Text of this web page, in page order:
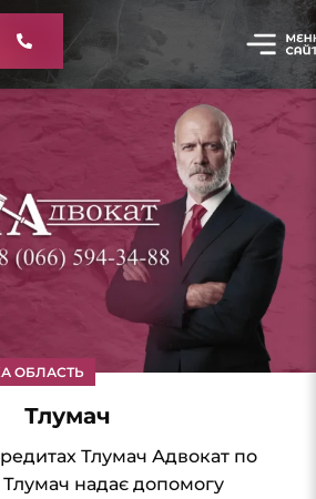
ОБЛАСТЬ
Тлумач
Тлумач Адвокат по
надає допомогу